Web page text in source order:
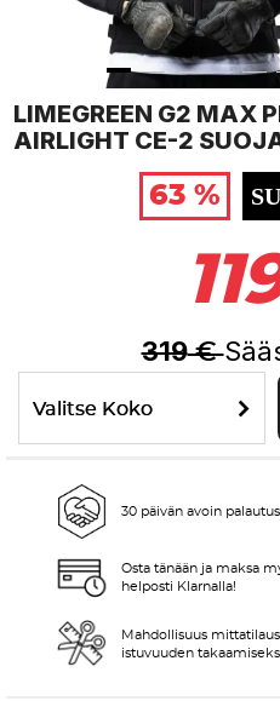
LIMEGREEN G2 MAX
AIRLIGHT CE-2
63 %
319€
Valitse Koko
30 päivän avoin
Osta tänään ja maksa
helposti Klarnalla!
Mahdollisuus
istuvuuden